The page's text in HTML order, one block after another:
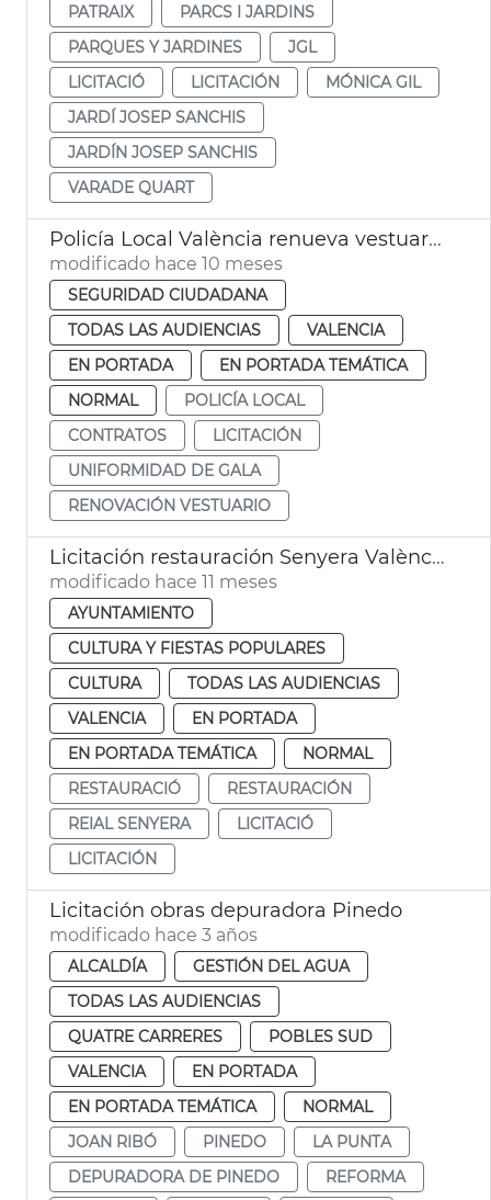
PATRAIX
PARCS I JARDINS
PARQUES Y JARDINES
JGL
LICITACIÓ
LICITACIÓN
MÓNICA GIL
JARDÍ JOSEP SANCHIS
JARDÍN JOSEP SANCHIS
VARADE QUART
Policía Local València renueva vestuario de gala
modificado hace 10 meses
SEGURIDAD CIUDADANA
TODAS LAS AUDIENCIAS
VALENCIA
EN PORTADA
EN PORTADA TEMÁTICA
NORMAL
POLICÍA LOCAL
CONTRATOS
LICITACIÓN
UNIFORMIDAD DE GALA
RENOVACIÓN VESTUARIO
Licitación restauración Senyera València 1545
modificado hace 11 meses
AYUNTAMIENTO
CULTURA Y FIESTAS POPULARES
CULTURA
TODAS LAS AUDIENCIAS
VALENCIA
EN PORTADA
EN PORTADA TEMÁTICA
NORMAL
RESTAURACIÓ
RESTAURACIÓN
REIAL SENYERA
LICITACIÓ
LICITACIÓN
Licitación obras depuradora Pinedo
modificado hace 3 años
ALCALDÍA
GESTIÓN DEL AGUA
TODAS LAS AUDIENCIAS
QUATRE CARRERES
POBLES SUD
VALENCIA
EN PORTADA
EN PORTADA TEMÁTICA
NORMAL
JOAN RIBÓ
PINEDO
LA PUNTA
DEPURADORA DE PINEDO
REFORMA